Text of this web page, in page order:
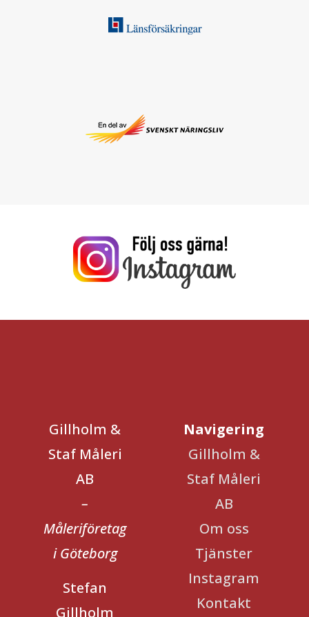
Gillholm &
Staf Måleri
AB
–
Måleriföretag
i Göteborg
Stefan
Gillholm
Navigering
Gillholm &
Staf Måleri
AB
Om oss
Tjänster
Instagram
Kontakt